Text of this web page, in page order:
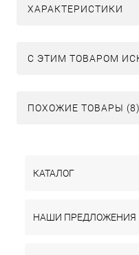
ХАРАКТЕРИСТИКИ
C ЭТИМ ТОВАРОМ
ПОХОЖИЕ ТОВАРЫ (8)
КАТАЛОГ
НАШИ ПРЕДЛОЖЕНИЯ